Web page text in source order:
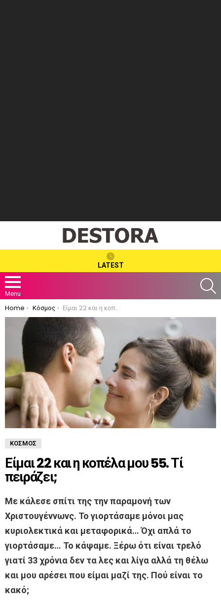
LATEST
Menu
You are here:
Home Κόσμος Είμαι 22 και η κοπέλα μου 55. Τί πειράζει;
ΚΌΣΜΟΣ
Είμαι 22 και η κοπέλα μου 55. Τί
πειράζει;
Με κάλεσε σπίτι της την παραμονή των
Χριστουγέννωνς. Το γιορτάσαμε μόνοι μας
κυριολεκτικά και μεταφορικά… Όχι απλά το
γιορτάσαμε… Το κάψαμε. Ξέρω ότι είναι τρελό
γιατί 33 χρόνια δεν τα λες και λίγα αλλά τη θέλω
και μου αρέσει που είμαι μαζί της. Πού είναι το
κακό;